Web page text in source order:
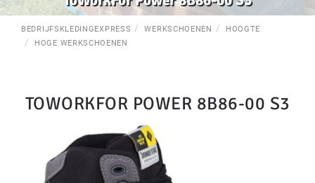
BEDRIJFSKLEDINGEXPRESS WERKSCHOENEN
HOOGTE
HOGE WERKSCHOENEN
TOWORKFOR POWER 8B86-00 S3